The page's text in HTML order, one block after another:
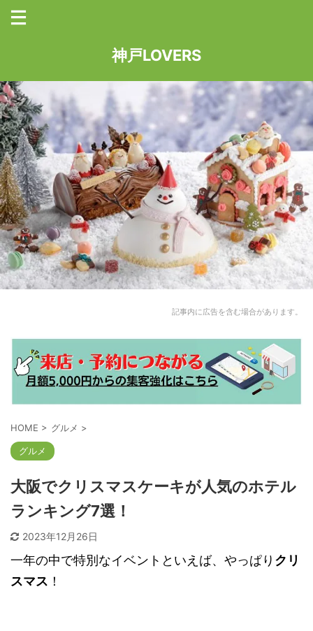
神戸LOVERS
記事内に広告を含む場合があります。
HOME > グルメ >
グルメ
大阪でクリスマスケーキが人気のホテル
ランキング7選！
2023年12月26日
一年の中で特別なイベントといえば、やっぱり クリ
スマス ！